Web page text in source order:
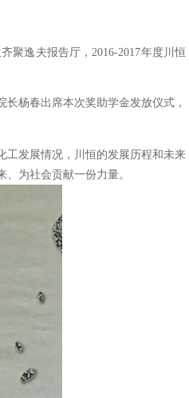
聚逸夫报告厅，2016-2017年度川恒
杨春出席本次奖助学金发放仪式，
工发展情况，川恒的发展历程和未来
为社会贡献一份力量。